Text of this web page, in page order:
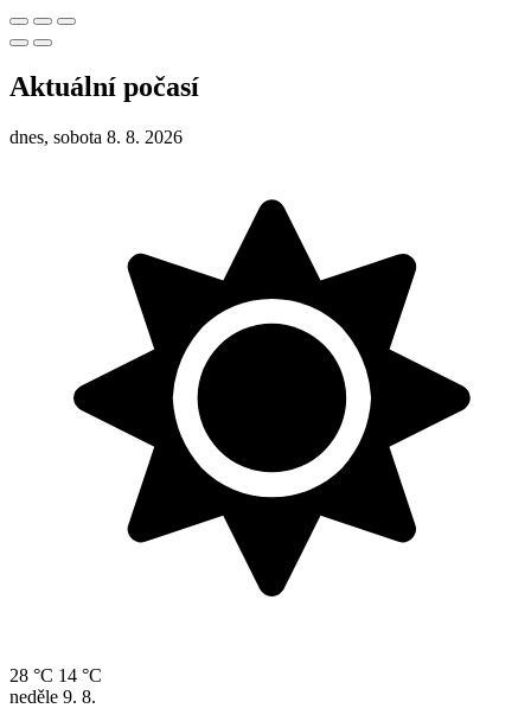
Aktuální počasí
dnes, sobota 8. 8. 2026
28 °C 14 °C
neděle 9. 8.